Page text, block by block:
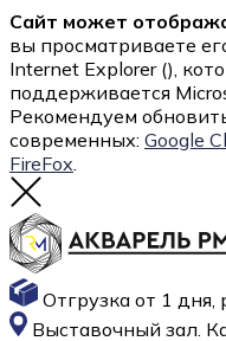
Сайт может
вы просматриваете
Internet Explorer (),
поддерживается
Рекомендуем
современных: Google
FireFox.
Отгрузка от 1
Выставочный зал.